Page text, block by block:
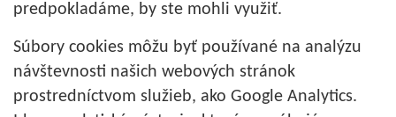
predpokladáme, by ste mohli využiť.
Súbory cookies môžu byť používané na analýzu
návštevnosti našich webových stránok
prostredníctvom služieb, ako Google Analytics.